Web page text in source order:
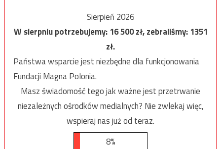
Sierpień 2026
W sierpniu potrzebujemy:16 500zł, zebraliśmy:1351
zł.
Państwa wsparcie jest niezbędne dla funkcjonowania
Fundacji Magna Polonia.
Masz świadomość tego jak ważne jest przetrwanie
niezależnych ośrodków medialnych? Nie zwlekaj więc,
wspieraj nas już od teraz.
8%